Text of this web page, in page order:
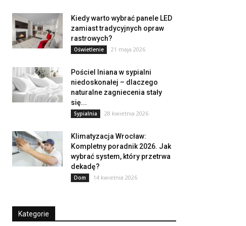
Kiedy warto wybrać panele LED
zamiast tradycyjnych opraw
rastrowych?
Oświetlenie 21 maja 2026
Pościel lniana w sypialni
niedoskonałej – dlaczego
naturalne zagniecenia stały
się...
Sypialnia 28 kwietnia 2026
Klimatyzacja Wrocław:
Kompletny poradnik 2026. Jak
wybrać system, który przetrwa
dekadę?
Dom 14 kwietnia 2026
Kategorie